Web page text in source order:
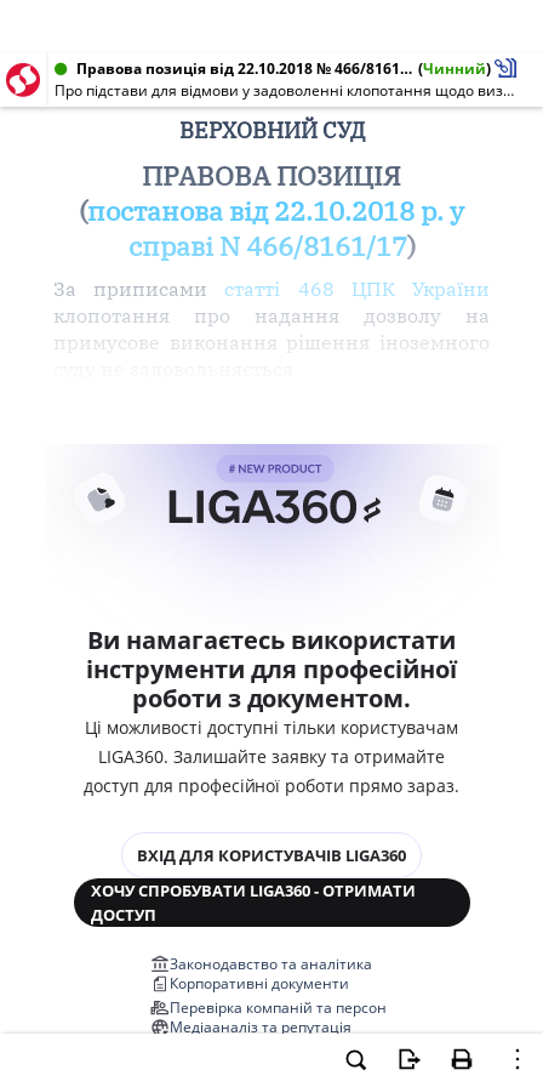
Правова позиція від 22.10.2018 № 466/8161/17 (Чинний)
Про підстави для відмови у задоволенні клопотання щодо визнання та виконання іноземних арбітражних рішень
ВЕРХОВНИЙ СУД
ПРАВОВА ПОЗИЦІЯ
(постанова від 22.10.2018 р. у
справі N 466/8161/17)
За приписами статті 468 ЦПК України
клопотання про надання дозволу на
примусове виконання рішення іноземного
Ви намагаєтесь використати
інструменти для професійної
роботи з документом.
Ці можливості доступні тільки користувачам
LIGA360. Залишайте заявку та отримайте
доступ для професійної роботи прямо зараз.
ВХІД ДЛЯ КОРИСТУВАЧІВ LIGA360
ХОЧУ СПРОБУВАТИ LIGA360 - ОТРИМАТИ
ДОСТУП
Законодавство та аналітика
Корпоративні документи
Перевірка компаній та персон
Медіааналіз та репутація
Автоматизація договорів